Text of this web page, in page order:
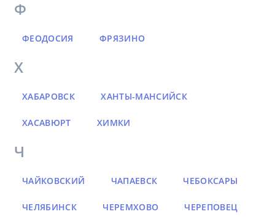
Ф
ФЕОДОСИЯ ФРЯЗИНО
Х
ХАБАРОВСК ХАНТЫ-МАНСИЙСК
ХАСАВЮРТ ХИМКИ
Ч
ЧАЙКОВСКИЙ ЧАПАЕВСК ЧЕБОКСАРЫ
ЧЕЛЯБИНСК ЧЕРЕМХОВО ЧЕРЕПОВЕЦ